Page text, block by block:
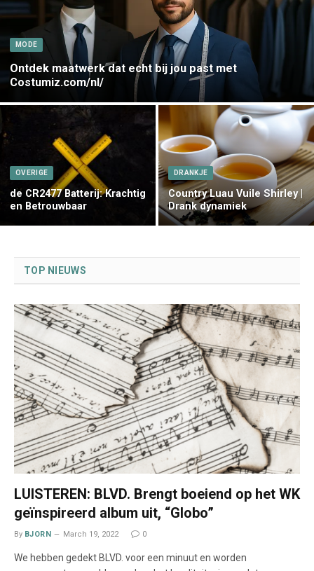
MODE
Ontdek maatwerk dat echt bij jou past met
Costumiz.com/nl/
OVERIGE
de CR2477 Batterij: Krachtig
en Betrouwbaar
DRANKJE
Country Luau Vuile Shirley |
Drank dynamiek
TOP NIEUWS
LUISTEREN: BLVD. Brengt boeiend op het WK
geïnspireerd album uit, “Globo”
By BJORN March 19, 2022 0
We hebben gedekt BLVD. voor een minuut en worden